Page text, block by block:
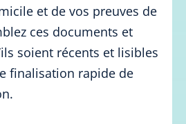
et de vos preuves de
ces documents et
soient récents et lisibles
finalisation rapide de